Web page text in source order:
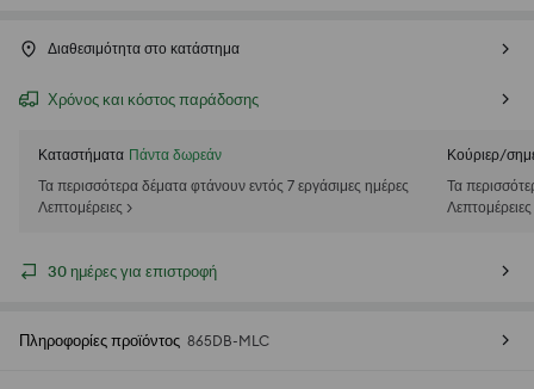
Διαθεσιμότητα στο κατάστημα
Χρόνος και κόστος παράδοσης
Καταστήματα Πάντα δωρεάν
Τα περισσότερα δέματα φτάνουν εντός 7 εργάσιμες ημέρες
Λεπτομέρειες >
Κούριερ/
Τα
Λεπτομέρειες
30 ημέρες για επιστροφή
Πληροφορίες προϊόντος 865DB-MLC